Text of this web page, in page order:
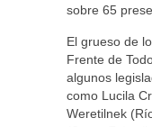
sobre 65
El grueso de
Frente de
algunos
como Lucila
Weretilnek